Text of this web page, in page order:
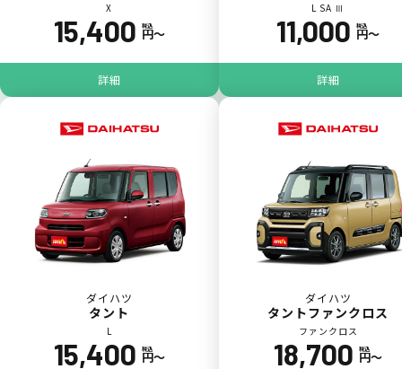
カーリース料金をカードで支払えるので、ポ
イントが貯まります。
X
15,400 税込
円〜
詳細
L SA Ⅲ
11,000 税込
円〜
詳細
ダイハツ
タント
L
15,400 税込
円〜
ダイハツ
タントファンクロス
ファンクロス
18,700 税込
円〜